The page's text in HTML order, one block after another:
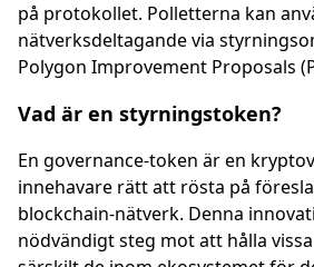
på protokollet. Polletterna kan
nätverksdeltagande via
Polygon Improvement Proposals
Vad är en styrningstoken?
En governance-token är en
innehavare rätt att rösta på
blockchain-nätverk. Denna
nödvändigt steg mot att hålla